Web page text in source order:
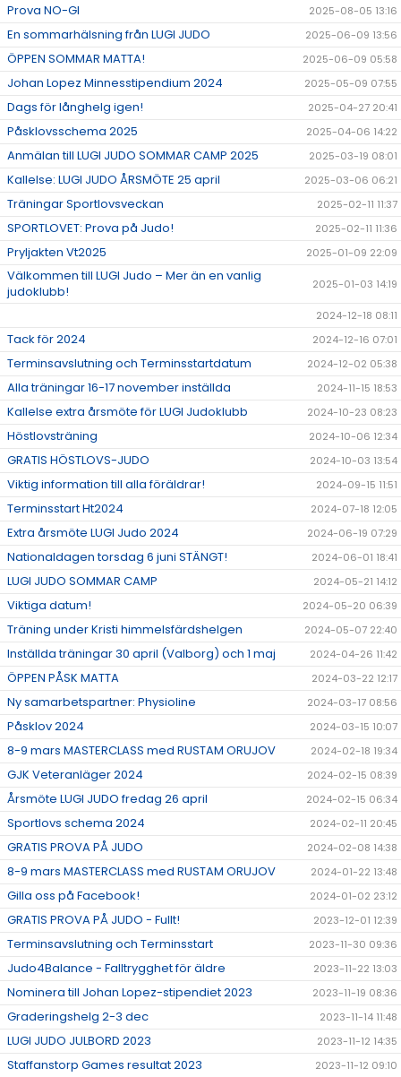
Prova NO-GI 2025-08-05 13:16
En sommarhälsning från LUGI JUDO 2025-06-09 13:56
ÖPPEN SOMMAR MATTA! 2025-06-09 05:58
Johan Lopez Minnesstipendium 2024 2025-05-09 07:55
Dags för långhelg igen! 2025-04-27 20:41
Påsklovsschema 2025 2025-04-06 14:22
Anmälan till LUGI JUDO SOMMAR CAMP 2025 2025-03-19 08:01
Kallelse: LUGI JUDO ÅRSMÖTE 25 april 2025-03-06 06:21
Träningar Sportlovsveckan 2025-02-11 11:37
SPORTLOVET: Prova på Judo! 2025-02-11 11:36
Pryljakten Vt2025 2025-01-09 22:09
Välkommen till LUGI Judo – Mer än en vanlig
judoklubb!
2025-01-03 14:19
2024-12-18 08:11
Tack för 2024 2024-12-16 07:01
Terminsavslutning och Terminsstartdatum 2024-12-02 05:38
Alla träningar 16-17 november inställda 2024-11-15 18:53
Kallelse extra årsmöte för LUGI Judoklubb 2024-10-23 08:23
Höstlovsträning 2024-10-06 12:34
GRATIS HÖSTLOVS-JUDO 2024-10-03 13:54
Viktig information till alla föräldrar! 2024-09-15 11:51
Terminsstart Ht2024 2024-07-18 12:05
Extra årsmöte LUGI Judo 2024 2024-06-19 07:29
Nationaldagen torsdag 6 juni STÄNGT! 2024-06-01 18:41
LUGI JUDO SOMMAR CAMP 2024-05-21 14:12
Viktiga datum! 2024-05-20 06:39
Träning under Kristi himmelsfärdshelgen 2024-05-07 22:40
Inställda träningar 30 april (Valborg) och 1 maj 2024-04-26 11:42
ÖPPEN PÅSK MATTA 2024-03-22 12:17
Ny samarbetspartner: Physioline 2024-03-17 08:56
Påsklov 2024 2024-03-15 10:07
8-9 mars MASTERCLASS med RUSTAM ORUJOV 2024-02-18 19:34
GJK Veteranläger 2024 2024-02-15 08:39
Årsmöte LUGI JUDO fredag 26 april 2024-02-15 06:34
Sportlovs schema 2024 2024-02-11 20:45
GRATIS PROVA PÅ JUDO 2024-02-08 14:38
8-9 mars MASTERCLASS med RUSTAM ORUJOV 2024-01-22 13:48
Gilla oss på Facebook! 2024-01-02 23:12
GRATIS PROVA PÅ JUDO - Fullt! 2023-12-01 12:39
Terminsavslutning och Terminsstart 2023-11-30 09:36
Judo4Balance - Falltrygghet för äldre 2023-11-22 13:03
Nominera till Johan Lopez-stipendiet 2023 2023-11-19 08:36
Graderingshelg 2-3 dec 2023-11-14 11:48
LUGI JUDO JULBORD 2023 2023-11-12 14:35
Staffanstorp Games resultat 2023 2023-11-12 09:10